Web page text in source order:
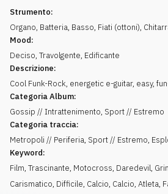
Strumento:
Organo, Batteria, Basso, Fiati (ottoni),
Mood:
Deciso, Travolgente, Edificante
Descrizione:
Cool Funk-Rock, energetic e-guitar, easy,
Categoria Album:
Gossip // Intrattenimento, Sport // Estremo
Categoria traccia:
Metropoli // Periferia, Sport // Estremo,
Keyword:
Film, Trascinante, Motocross, Daredevil,
Carismatico, Difficile, Calcio, Calcio, Atleta,